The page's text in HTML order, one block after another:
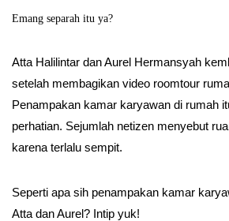
Emang separah itu ya?
Atta Halilintar dan Aurel Hermansyah
setelah membagikan video roomtour
Penampakan kamar karyawan di rumah
perhatian. Sejumlah netizen menyebut
karena terlalu sempit.
Seperti apa sih penampakan kamar
Atta dan Aurel? Intip yuk!